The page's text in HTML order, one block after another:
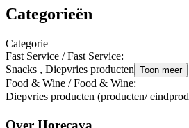
Categorieën
Categorie
Fast Service / Fast Service:
Snacks , Diepvries producten Toon meer
Food & Wine / Food & Wine:
Diepvries producten (producten/
Over Horecava